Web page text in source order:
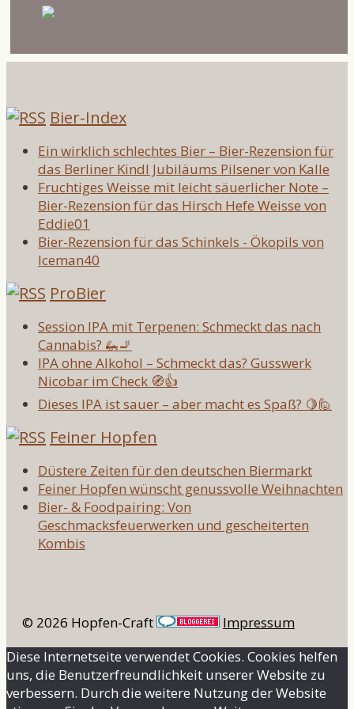
Bier-Index
Ein wirklich schlechtes Bier – Bier-Rezension für
das Berliner Kindl Jubiläums Pilsener von Kalle
Fruchtiges Weisse mit leicht säuerlicher Note –
Bier-Rezension für das Hirsch Hefe Weisse von
Eddie01
Bier-Rezension für das Schinkels - Ökopils von
Iceman40
ProBier
Session IPA mit Terpenen: Schmeckt das nach
Cannabis? 🦗🚬
IPA ohne Alkohol – Schmeckt das? Gusswerk
Nicobar im Check 🧭👍
Dieses IPA ist sauer – aber macht es Spaß? 🍋🙋
Feiner Hopfen
Düstere Zeiten für den deutschen Biermarkt
Feiner Hopfen wünscht genussvolle Weihnachten
Bier- & Foodpairing: Von
Geschmacksfeuerwerken und gescheiterten
Kombis
© 2026 Hopfen-Craft
Impressum
Diese Internetseite verwendet Cookies. Cookies helfen
uns, die Benutzerfreundlichkeit unserer Website zu
verbessern. Durch die weitere Nutzung der Website